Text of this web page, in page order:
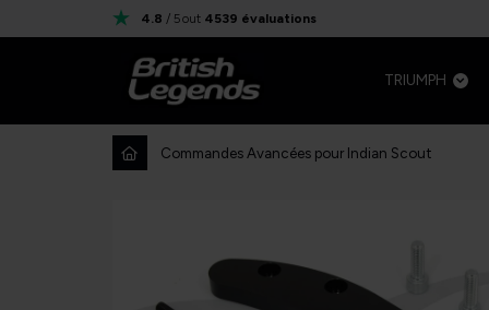
4.8 / 5out 4539 évaluations
TRIUMPH
Commandes Avancées pour Indian Scout